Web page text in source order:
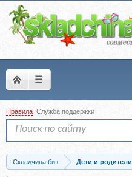
☰
Правила Служба поддержки
Складчина биз Дети и родители